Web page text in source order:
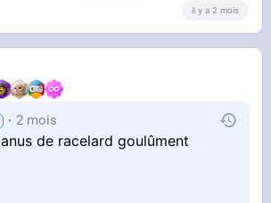
il y a 2 mois
2 mois
de racelard goulûment